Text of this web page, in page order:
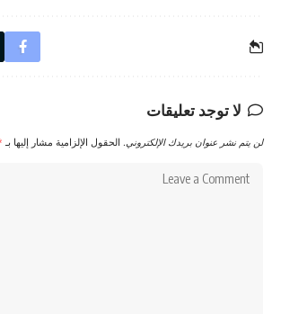
لا توجد تعليقات
لن يتم نشر عنوان بريدك الإلكتروني. الحقول الإلزامية مشار إليها بـ